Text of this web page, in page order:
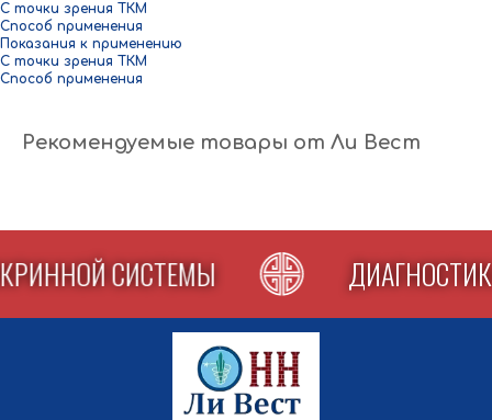
С точки зрения ТКМ
Способ применения
Показания к применению
С точки зрения ТКМ
Способ применения
Рекомендуемые товары от Ли Вест
СИСТЕМЫ